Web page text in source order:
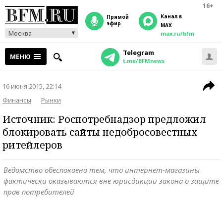
16+
Москва
прямой
эфир
Канал в
MAX
max.ru/bfm
МЕНЮ Telegram
t.me/BFMnews
16 июня 2015, 22:14
Финансы
Рынки
Источник: Роспотребнадзор предложил
блокировать сайты недобросовестных
ритейлеров
Ведомство обеспокоено тем, что интернет-магазины
фактически оказываются вне юрисдикции закона о защите
прав потребителей